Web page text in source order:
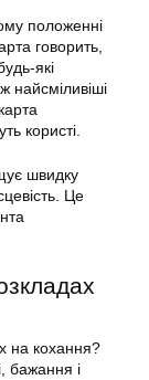
положенні
говорить,
які
найсміливіші
користі.
швидку
Це
на кохання?
бажання і